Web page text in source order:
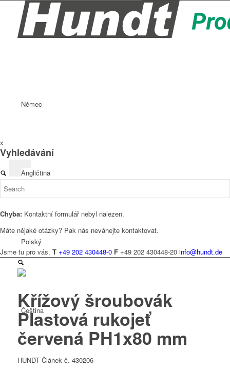
Němec
Angličtina
Polský
Čeština
x
Vyhledávání
Chyba: Kontaktní formulář nebyl nalezen.
Máte nějaké otázky? Pak nás neváhejte kontaktovat.
Jsme tu pro vás. T +49 202 430448-0 F +49 202 430448-20 info@hundt.de
Křížový šroubovák
Plastová rukojeť
červená PH1x80 mm
HUNDT Článek č. 430206